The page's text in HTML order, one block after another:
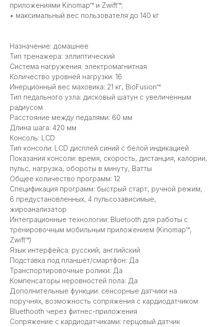
приложениями Kinomap™ и Zwift™;
• максимальный вес пользователя до 140 кг
Назначение: домашнее
Тип тренажера: эллиптический
Система нагружения: электромагнитная
Количество уровней нагрузки: 16
Инерционный вес маховика: 21 кг, BioFusion™
Тип педального узла: дисковый шатун с увеличенным
радиусом
Расстояние между педалями: 60 мм
Длина шага: 420 мм
Консоль: LCD
Тип консоли: LCD дисплей синий с белой индикацией
Показания консоли: время, скорость, дистанция, калории,
пульс, нагрузка, обороты в минуту, Ватты
Общее количество программ: 12
Спецификация программ: быстрый старт, ручной режим,
6 предустановленных, 4 пульсозависимые,
жироанализатор
Интеграционные технологии: Bluetooth для работы с
тренировочным мобильным приложением (Kinomap™,
Zwift™)
Язык интерфейса: русский, английский
Подставка под планшет/смартфон: Да
Транспортировочные ролики: Да
Компенсаторы неровностей пола: Да
Дополнительные функции: сенсорные датчики на
поручнях, возможность сопряжения с кардиодатчиком
Bluethooth через фитнес-приложения
Сопряжение с кардиодатчиками: герцовый датчик